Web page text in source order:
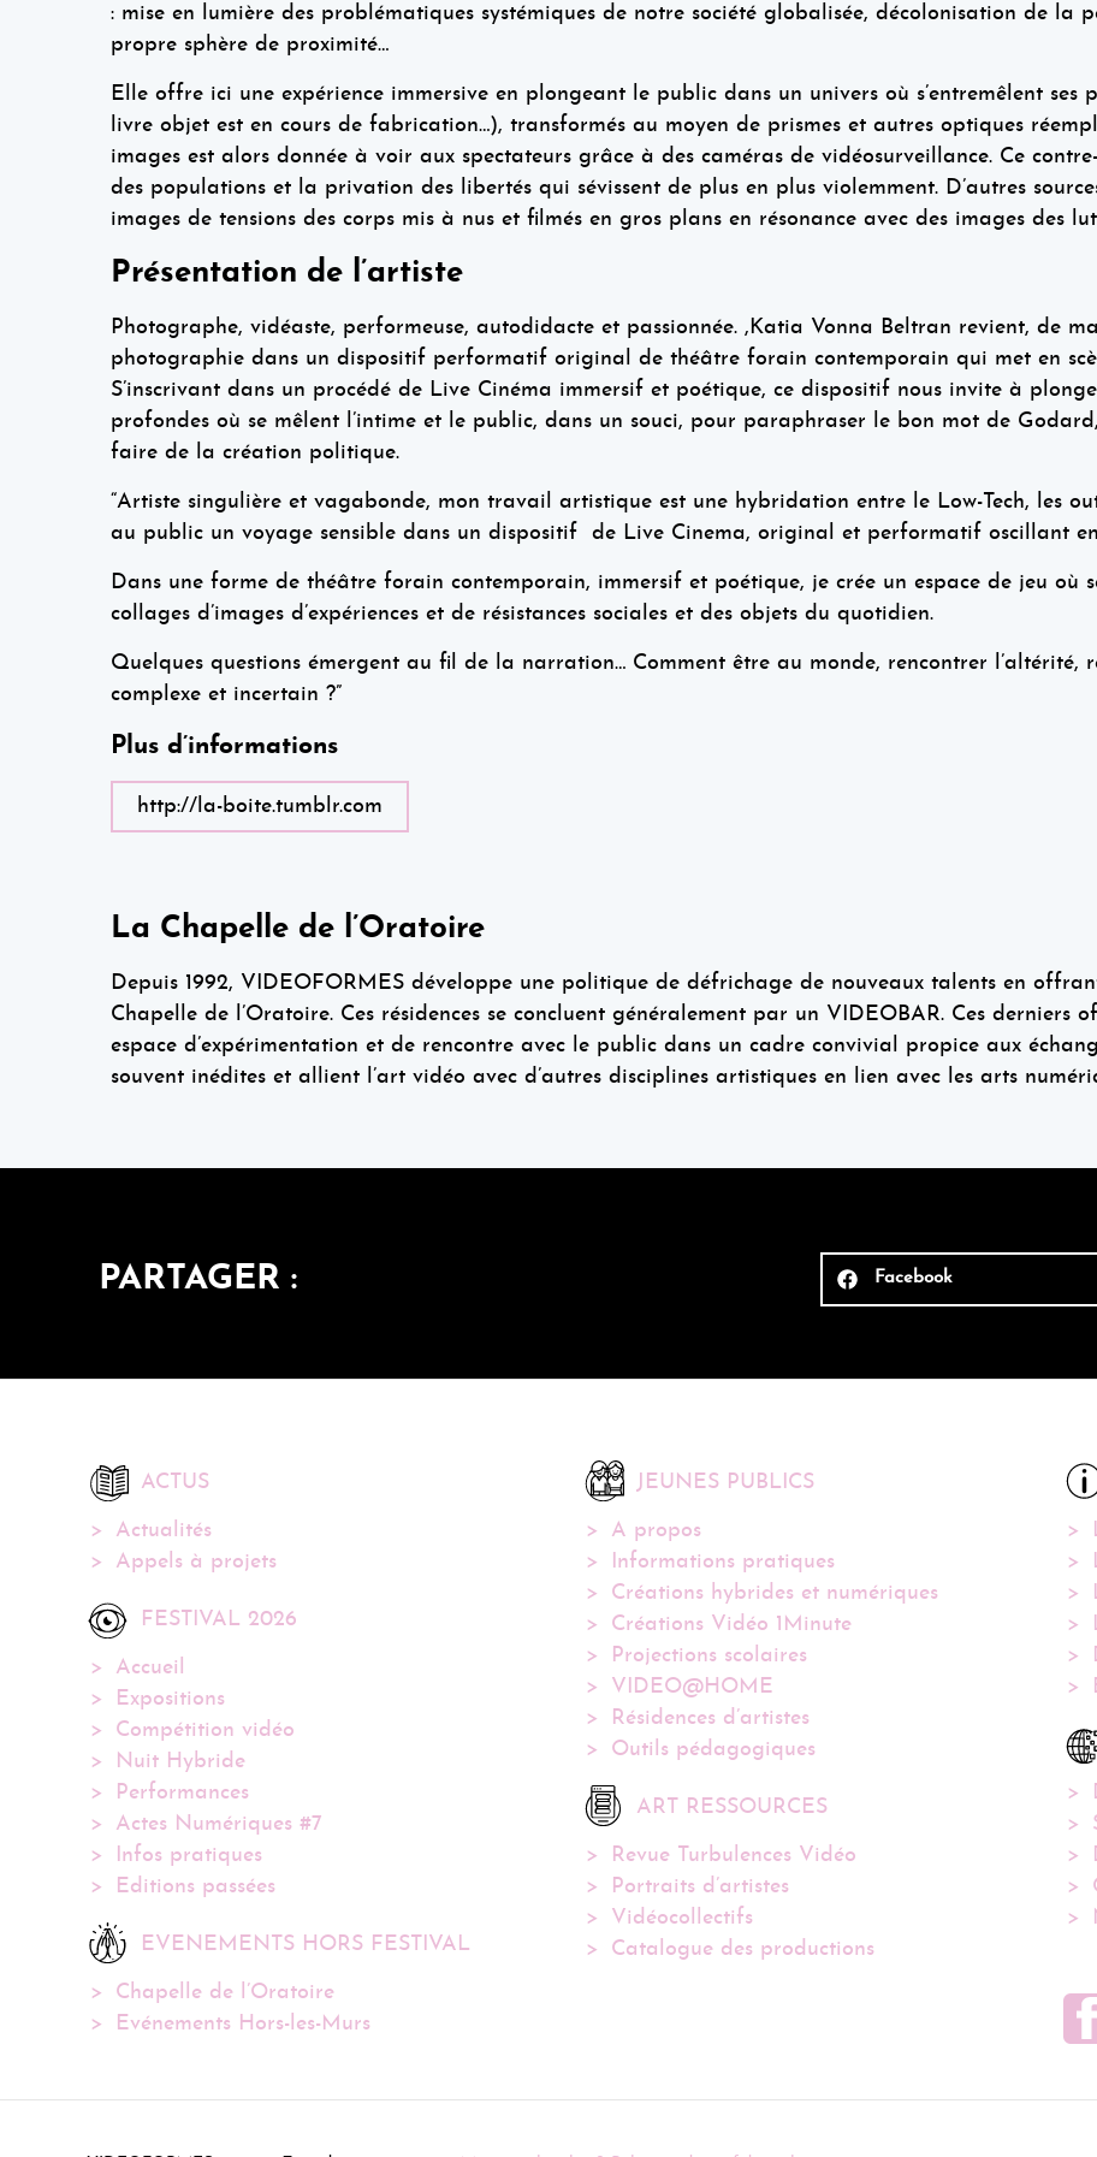
: mise en lumière des problématiques systémiques de notre société globalisée, décolonisation de la
propre sphère de proximité…
Elle offre ici une expérience immersive en plongeant le public dans un univers où s’entremêlent
livre objet est en cours de fabrication…), transformés au moyen de prismes et autres optiques
images est alors donnée à voir aux spectateurs grâce à des caméras de vidéosurveillance. Ce
des populations et la privation des libertés qui sévissent de plus en plus violemment. D’autres
images de tensions des corps mis à nus et filmés en gros plans en résonance avec des images des
Présentation de l’artiste
Photographe, vidéaste, performeuse, autodidacte et passionnée. ,Katia Vonna Beltran revient, de
photographie dans un dispositif performatif original de théâtre forain contemporain qui met en
S’inscrivant dans un procédé de Live Cinéma immersif et poétique, ce dispositif nous invite à
profondes où se mêlent l’intime et le public, dans un souci, pour paraphraser le bon mot de
faire de la création politique.
“Artiste singulière et vagabonde, mon travail artistique est une hybridation entre le Low-Tech, les
au public un voyage sensible dans un dispositif de Live Cinema, original et performatif oscillant
Dans une forme de théâtre forain contemporain, immersif et poétique, je crée un espace de jeu où
collages d’images d’expériences et de résistances sociales et des objets du quotidien.
Quelques questions émergent au fil de la narration… Comment être au monde, rencontrer l’altérité,
complexe et incertain ?”
Plus d’informations
http://la-boite.tumblr.com
La Chapelle de l’Oratoire
Depuis 1992, VIDEOFORMES développe une politique de défrichage de nouveaux talents en
Chapelle de l’Oratoire. Ces résidences se concluent généralement par un VIDEOBAR. Ces derniers
espace d’expérimentation et de rencontre avec le public dans un cadre convivial propice aux
souvent inédites et allient l’art vidéo avec d’autres disciplines artistiques en lien avec les arts
PARTAGER : Facebook
ACTUS
Actualités
Appels à projets
FESTIVAL 2026
Accueil
Expositions
Compétition vidéo
Nuit Hybride
Performances
Actes Numériques #7
Infos pratiques
Editions passées
EVENEMENTS HORS FESTIVAL
Chapelle de l’Oratoire
Evénements Hors-les-Murs
JEUNES PUBLICS
A propos
Informations pratiques
Créations hybrides et numériques
Créations Vidéo 1Minute
Projections scolaires
VIDEO@HOME
Résidences d’artistes
Outils pédagogiques
ART RESSOURCES
Revue Turbulences Vidéo
Portraits d’artistes
Vidéocollectifs
Catalogue des productions